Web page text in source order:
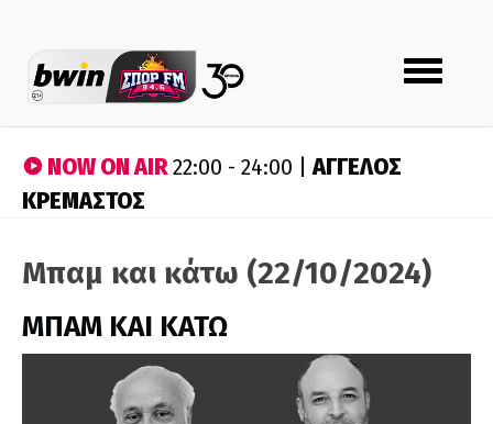
Toggle
navigation
NOW ON AIR22:00 - 24:00 |ΑΓΓΕΛΟΣ
ΚΡΕΜΑΣΤΟΣ
Μπαμ και κάτω (22/10/2024)
ΜΠΑΜ ΚΑΙ ΚΑΤΩ